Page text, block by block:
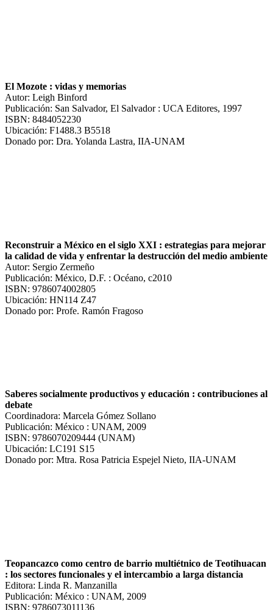
El Mozote : vidas y memorias
Autor: Leigh Binford
Publicación: San Salvador, El Salvador : UCA Editores, 1997
ISBN: 8484052230
Ubicación: F1488.3 B5518
Donado por: Dra. Yolanda Lastra, IIA-UNAM
Reconstruir a México en el siglo XXI : estrategias para mejorar
la calidad de vida y enfrentar la destrucción del medio ambiente
Autor: Sergio Zermeño
Publicación: México, D.F. : Océano, c2010
ISBN: 9786074002805
Ubicación: HN114 Z47
Donado por: Profe. Ramón Fragoso
Saberes socialmente productivos y educación : contribuciones al
debate
Coordinadora: Marcela Gómez Sollano
Publicación: México : UNAM, 2009
ISBN: 9786070209444 (UNAM)
Ubicación: LC191 S15
Donado por: Mtra. Rosa Patricia Espejel Nieto, IIA-UNAM
Teopancazco como centro de barrio multiétnico de Teotihuacan
: los sectores funcionales y el intercambio a larga distancia
Editora: Linda R. Manzanilla
Publicación: México : UNAM, 2009
ISBN: 9786073011136